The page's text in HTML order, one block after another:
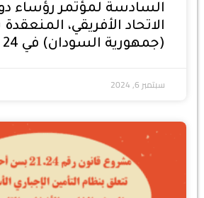
السادسة لمؤتمر رؤساء
الاتحاد الأفريقي،
(جمهورية السودان) في 24 يناير 2006
سبتمبر 6, 2024